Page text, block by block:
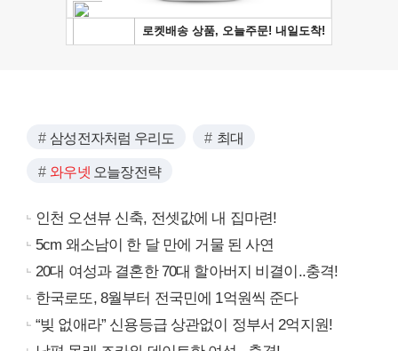
삼성전자처럼 우리도 최대
와우넷 오늘장전략
인천 오션뷰 신축, 전셋값에 내 집마련!
5cm 왜소남이 한 달 만에 거물 된 사연
20대 여성과 결혼한 70대 할아버지 비결이..충격!
한국로또, 8월부터 전국민에 1억원씩 준다
“빚 없애라” 신용등급 상관없이 정부서 2억지원!